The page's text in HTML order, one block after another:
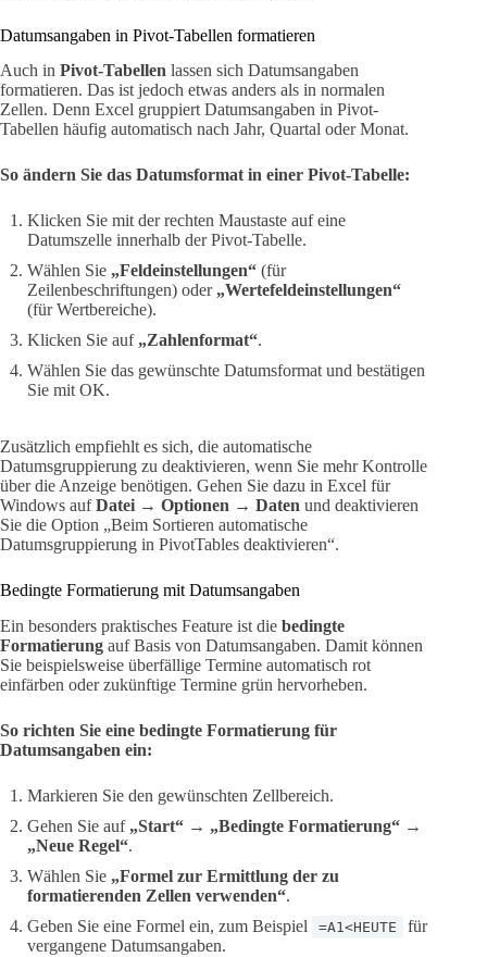
Datumsangaben in Pivot-Tabellen formatieren
Auch in Pivot-Tabellen lassen sich Datumsangaben
formatieren. Das ist jedoch etwas anders als in normalen
Zellen. Denn Excel gruppiert Datumsangaben in Pivot-
Tabellen häufig automatisch nach Jahr, Quartal oder Monat.
So ändern Sie das Datumsformat in einer Pivot-Tabelle:
Klicken Sie mit der rechten Maustaste auf eine
Datumszelle innerhalb der Pivot-Tabelle.
Wählen Sie „Feldeinstellungen“ (für
Zeilenbeschriftungen) oder „Wertefeldeinstellungen“
(für Wertbereiche).
Klicken Sie auf „Zahlenformat“.
Wählen Sie das gewünschte Datumsformat und bestätigen
Sie mit OK.
Zusätzlich empfiehlt es sich, die automatische
Datumsgruppierung zu deaktivieren, wenn Sie mehr Kontrolle
über die Anzeige benötigen. Gehen Sie dazu in Excel für
Windows aufDatei → Optionen → Daten und deaktivieren
Sie die Option „Beim Sortieren automatische
Datumsgruppierung in PivotTables deaktivieren“.
Bedingte Formatierung mit Datumsangaben
Ein besonders praktisches Feature ist die bedingte
Formatierung auf Basis von Datumsangaben. Damit können
Sie beispielsweise überfällige Termine automatisch rot
einfärben oder zukünftige Termine grün hervorheben.
So richten Sie eine bedingte Formatierung für
Datumsangaben ein:
Markieren Sie den gewünschten Zellbereich.
Gehen Sie auf „Start“ → „Bedingte Formatierung“ →
„Neue Regel“.
Wählen Sie „Formel zur Ermittlung der zu
formatierenden Zellen verwenden“.
Geben Sie eine Formel ein, zum Beispiel
=A1<HEUTE
für
vergangene Datumsangaben.